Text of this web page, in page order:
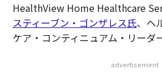
HealthView Home Healthcare
スティーブン・ゴンザレス氏、ヘ
ケア・コンティニュアム・リーダ
advertisement